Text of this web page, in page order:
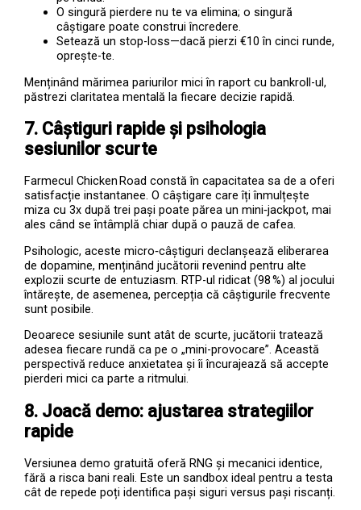
O singură pierdere nu te va elimina; o singură
câștigare poate construi încredere.
Setează un stop-loss—dacă pierzi €10 în cinci runde,
oprește-te.
Menținând mărimea pariurilor mici în raport cu bankroll-ul,
păstrezi claritatea mentală la fiecare decizie rapidă.
7. Câștiguri rapide și psihologia
sesiunilor scurte
Farmecul Chicken Road constă în capacitatea sa de a oferi
satisfacție instantanee. O câștigare care îți înmulțește
miza cu 3x după trei pași poate părea un mini‑jackpot, mai
ales când se întâmplă chiar după o pauză de cafea.
Psihologic, aceste micro‑câștiguri declanșează eliberarea
de dopamine, menținând jucătorii revenind pentru alte
explozii scurte de entuziasm. RTP-ul ridicat (98 %) al jocului
întărește, de asemenea, percepția că câștigurile frecvente
sunt posibile.
Deoarece sesiunile sunt atât de scurte, jucătorii tratează
adesea fiecare rundă ca pe o „mini-provocare”. Această
perspectivă reduce anxietatea și îi încurajează să accepte
pierderi mici ca parte a ritmului.
8. Joacă demo: ajustarea strategiilor
rapide
Versiunea demo gratuită oferă RNG și mecanici identice,
fără a risca bani reali. Este un sandbox ideal pentru a testa
cât de repede poți identifica pași siguri versus pași riscanți.